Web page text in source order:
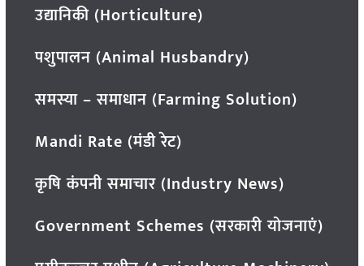
उद्यानिकी (Horticulture)
पशुपालन (Animal Husbandry)
समस्या – समाधान (Farming Solution)
Mandi Rate (मंडी रेट)
कृषि कंपनी समाचार (Industry News)
Government Schemes (सरकारी योजनाएं)